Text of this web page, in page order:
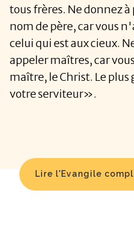
tous frères. Ne donnez
nom de père, car vous
celui qui est aux cieux.
appeler maîtres, car
maître, le Christ. Le
votre serviteur».
Lire l'Evangile